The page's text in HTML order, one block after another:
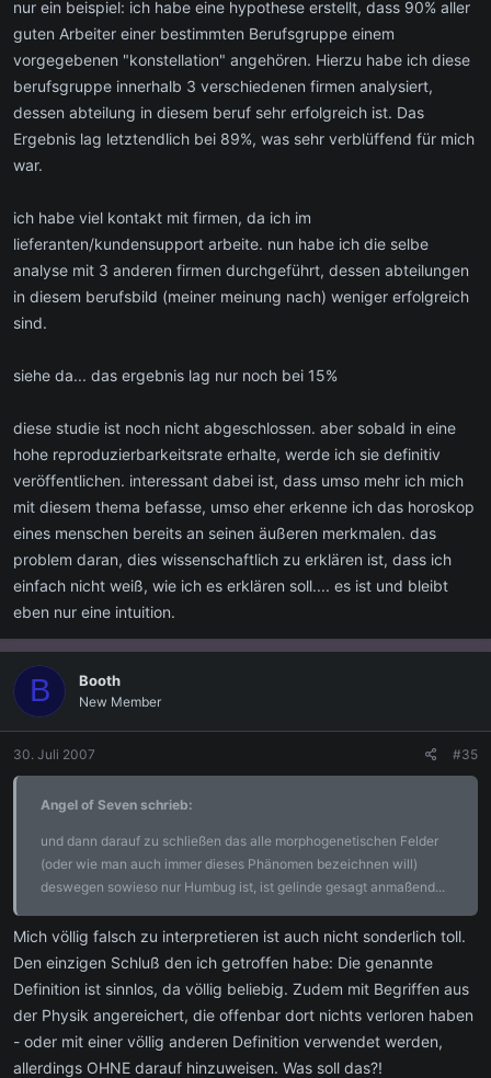
nur ein beispiel: ich habe eine hypothese erstellt, dass 90% aller
guten Arbeiter einer bestimmten Berufsgruppe einem
vorgegebenen "konstellation" angehören. Hierzu habe ich diese
berufsgruppe innerhalb 3 verschiedenen firmen analysiert,
dessen abteilung in diesem beruf sehr erfolgreich ist. Das
Ergebnis lag letztendlich bei 89%, was sehr verblüffend für mich
war.
ich habe viel kontakt mit firmen, da ich im
lieferanten/kundensupport arbeite. nun habe ich die selbe
analyse mit 3 anderen firmen durchgeführt, dessen abteilungen
in diesem berufsbild (meiner meinung nach) weniger erfolgreich
sind.
siehe da... das ergebnis lag nur noch bei 15%
diese studie ist noch nicht abgeschlossen. aber sobald in eine
hohe reproduzierbarkeitsrate erhalte, werde ich sie definitiv
veröffentlichen. interessant dabei ist, dass umso mehr ich mich
mit diesem thema befasse, umso eher erkenne ich das horoskop
eines menschen bereits an seinen äußeren merkmalen. das
problem daran, dies wissenschaftlich zu erklären ist, dass ich
einfach nicht weiß, wie ich es erklären soll.... es ist und bleibt
eben nur eine intuition.
B Booth
New Member
30. Juli 2007 #35
Angel of Seven schrieb:
und dann darauf zu schließen das alle morphogenetischen Felder
(oder wie man auch immer dieses Phänomen bezeichnen will)
deswegen sowieso nur Humbug ist, ist gelinde gesagt anmaßend...
Mich völlig falsch zu interpretieren ist auch nicht sonderlich toll.
Den einzigen Schluß den ich getroffen habe: Die genannte
Definition ist sinnlos, da völlig beliebig. Zudem mit Begriffen aus
der Physik angereichert, die offenbar dort nichts verloren haben
- oder mit einer völlig anderen Definition verwendet werden,
allerdings OHNE darauf hinzuweisen. Was soll das?!